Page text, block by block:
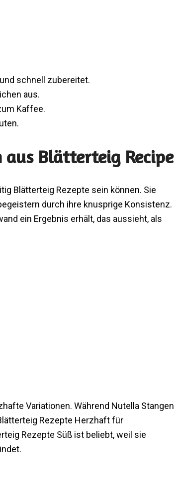
schnell zubereitet.
aus.
Kaffee.
aus Blätterteig Recipe
Blätterteig Rezepte sein können. Sie
durch ihre knusprige Konsistenz.
ein Ergebnis erhält, das aussieht, als
Variationen. Während Nutella Stangen
Rezepte Herzhaft für
Rezepte Süß ist beliebt, weil sie